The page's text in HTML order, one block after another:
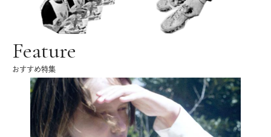
Feature
おすすめ特集